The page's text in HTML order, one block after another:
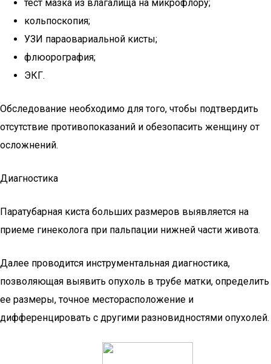
тест мазка из влагалища на микрофлору;
кольпоскопия;
УЗИ параовариальной кисты;
флюорография;
ЭКГ.
Обследование необходимо для того, чтобы подтвердить
отсутствие противопоказаний и обезопасить женщину от
осложнений.
Диагностика
Паратубарная киста больших размеров выявляется на
приеме гинеколога при пальпации нижней части живота.
Далее проводится инструментальная диагностика,
позволяющая выявить опухоль в трубе матки, определить
ее размеры, точное месторасположение и
дифференцировать с другими разновидностями опухолей.